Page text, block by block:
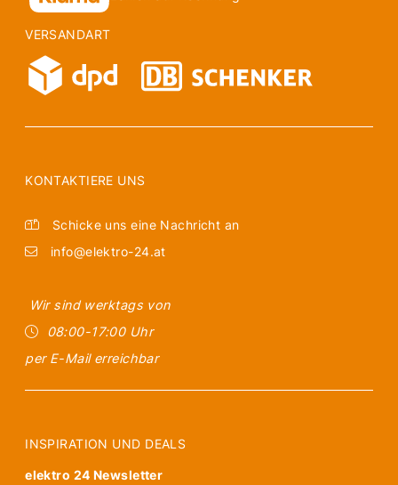
VERSANDART
KONTAKTIERE UNS
Schicke uns eine Nachricht an
info@elektro-24.at
Wir sind werktags von
08:00-17:00 Uhr
per E-Mail erreichbar
INSPIRATION UND DEALS
elektro 24 Newsletter